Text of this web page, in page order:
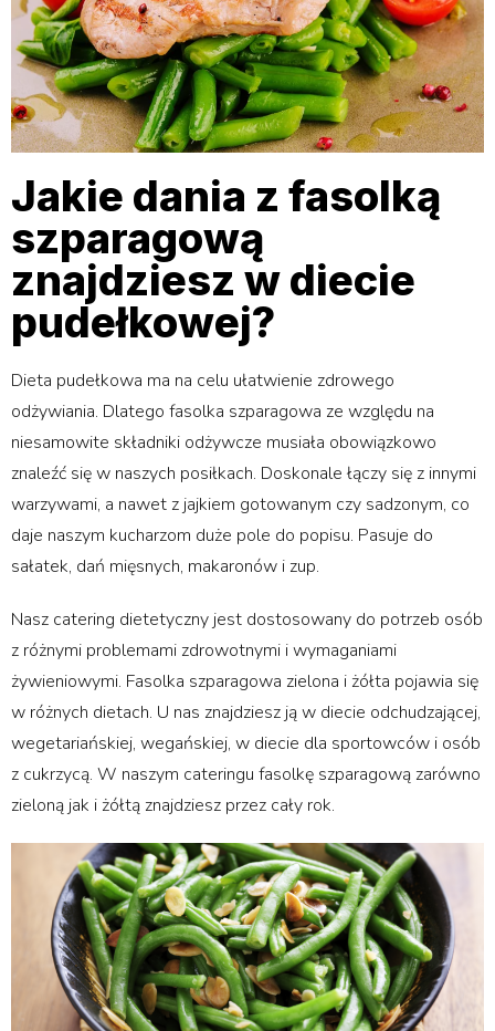
Jakie dania z fasolką
szparagową
znajdziesz w diecie
pudełkowej?
Dieta pudełkowa ma na celu ułatwienie zdrowego
odżywiania. Dlatego fasolka szparagowa ze względu na
niesamowite składniki odżywcze musiała obowiązkowo
znaleźć się w naszych posiłkach. Doskonale łączy się z innymi
warzywami, a nawet z jajkiem gotowanym czy sadzonym, co
daje naszym kucharzom duże pole do popisu. Pasuje do
sałatek, dań mięsnych, makaronów i zup.
Nasz catering dietetyczny jest dostosowany do potrzeb osób
z różnymi problemami zdrowotnymi i wymaganiami
żywieniowymi. Fasolka szparagowa zielona i żółta pojawia się
w różnych dietach. U nas znajdziesz ją w diecie odchudzającej,
wegetariańskiej, wegańskiej, w diecie dla sportowców i osób
z cukrzycą. W naszym cateringu fasolkę szparagową zarówno
zieloną jak i żółtą znajdziesz przez cały rok.